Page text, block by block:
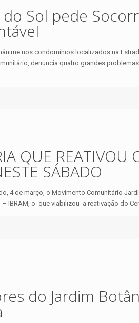
do Sol pede
nos condomínios localizados na
denuncia quatro grandes
QUE REATIVOU
SÁBADO
4 de março, o Movimento Comunitário
IBRAM, o que viabilizou a reativação do
do Jardim